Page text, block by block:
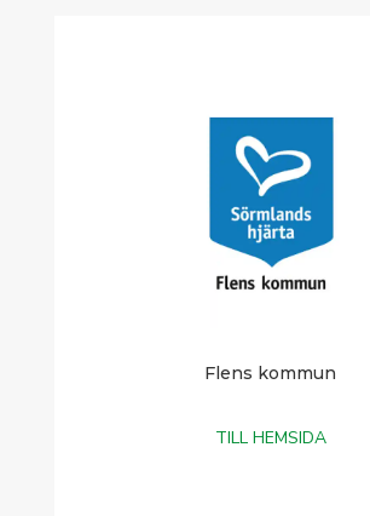
Flens kommun
TILL HEMSIDA